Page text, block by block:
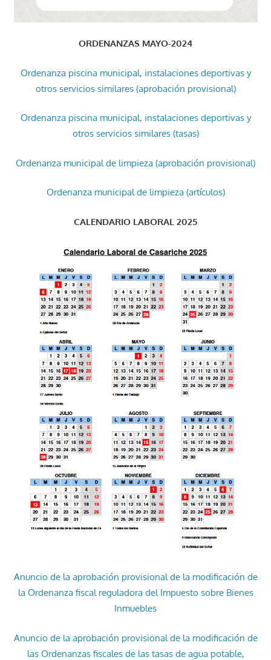
ORDENANZAS MAYO-2024
Ordenanza piscina municipal, instalaciones deportivas y
otros servicios similares (aprobación provisional)
Ordenanza piscina municipal, instalaciones deportivas y
otros servicios similares (tasas)
Ordenanza municipal de limpieza (aprobación provisional)
Ordenanza municipal de limpieza (artículos)
CALENDARIO LABORAL 2025
Anuncio de la aprobación provisional de la modificación de
la Ordenanza fiscal reguladora del Impuesto sobre Bienes
Inmuebles
Anuncio de la aprobación provisional de la modificación de
las Ordenanzas fiscales de las tasas de agua potable,